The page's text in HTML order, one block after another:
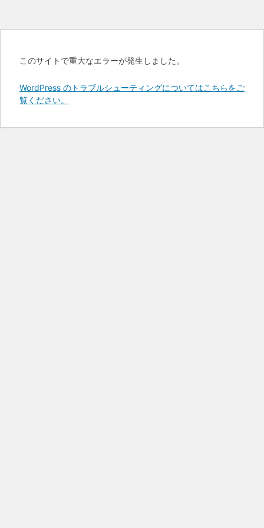
このサイトで重大なエラーが発生しました。
WordPress のトラブルシューティングについてはこちらをご
覧ください。